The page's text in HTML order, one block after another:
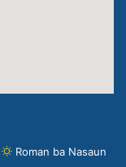
Roman ba Nasaun